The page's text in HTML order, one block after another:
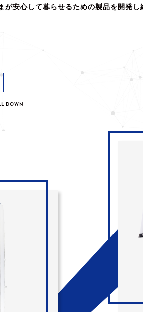
が安心して暮らせるための製品を開発し
DOWN